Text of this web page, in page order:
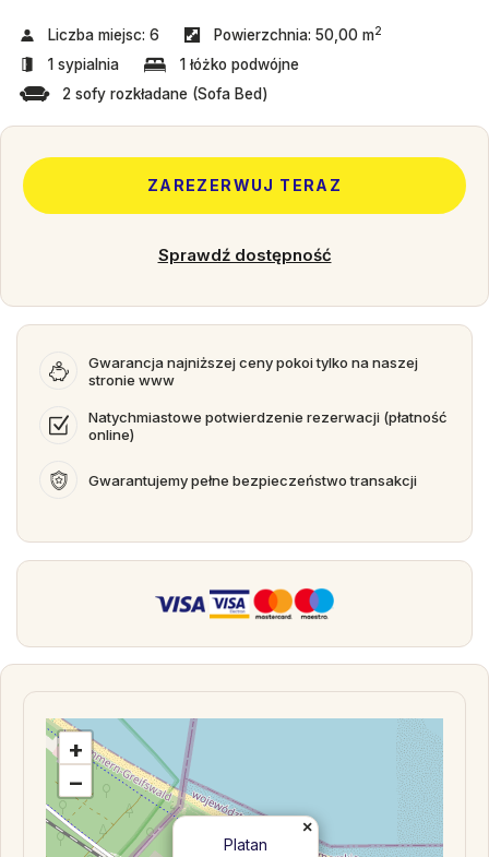
Liczba miejsc:6 Powierzchnia: 50,00 m2
1 sypialnia
1 łóżko podwójne
2 sofy rozkładane (Sofa Bed)
ZAREZERWUJ TERAZ
Sprawdź dostępność
Gwarancja najniższej ceny pokoi tylko na naszej
stronie www
Natychmiastowe potwierdzenie rezerwacji (płatność
online)
Gwarantujemy pełne bezpieczeństwo transakcji
Platan
×
+
−